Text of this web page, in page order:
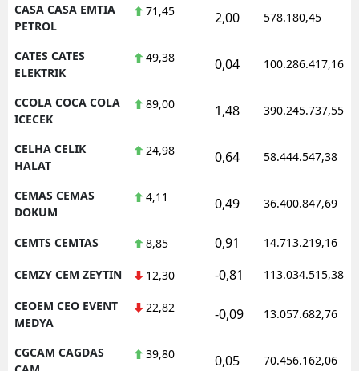
CASA CASA EMTIA
PETROL
71,45 2,00 578.180,45
CATES CATES
ELEKTRIK
49,38 0,04 100.286.417,16
CCOLA COCA COLA
ICECEK
89,00 1,48 390.245.737,55
CELHA CELIK
HALAT
24,98 0,64 58.444.547,38
CEMAS CEMAS
DOKUM
4,11 0,49 36.400.847,69
CEMTS CEMTAS 8,85 0,91 14.713.219,16
CEMZY CEM ZEYTIN 12,30 -0,81 113.034.515,38
CEOEM CEO EVENT
MEDYA
22,82 -0,09 13.057.682,76
CGCAM CAGDAS
39,80 0,05 70.456.162,06